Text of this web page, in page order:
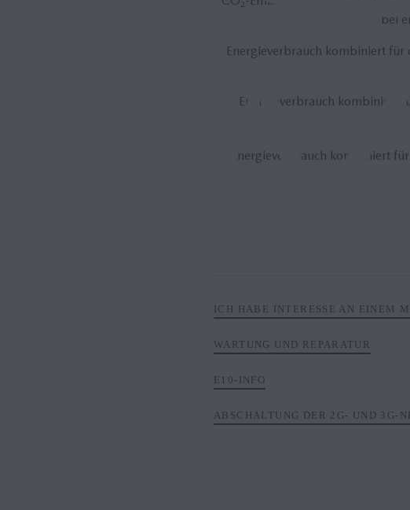
bei
Energieverbrauch kombiniert
Energieverbrauch kombiniert
Energieverbrauch kombiniert
ICH HABE INTERESSE AN EINEM
WARTUNG UND REPARATUR
E10-INFO
ABSCHALTUNG DER 2G- UND 3G-